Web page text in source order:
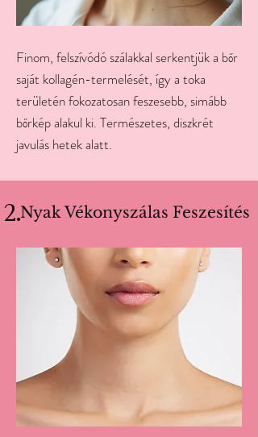
Finom, felszívódó szálakkal serkentjük a bőr
saját kollagén-termelését, így a toka
területén fokozatosan feszesebb, simább
bőrkép alakul ki. Természetes, diszkrét
javulás hetek alatt.
2.Nyak Vékonyszálas Feszesítés